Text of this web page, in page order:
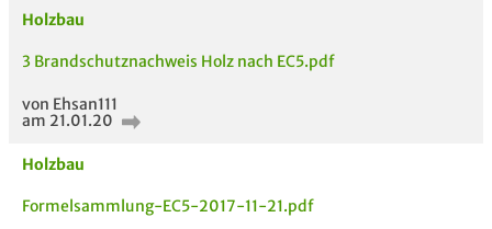
Holzbau
3 Brandschutznachweis Holz nach EC5.pdf
von Ehsan111
am 21.01.20
Holzbau
Formelsammlung-EC5-2017-11-21.pdf